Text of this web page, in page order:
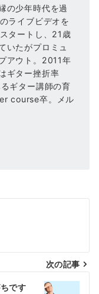
の少年時代を過
ライブビデオを
タートし、21歳
いたがプロミュ
アウト。2011年
ギター挫折率
ギター講師の育
course卒。メル
次の記事
です